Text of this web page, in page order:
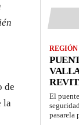
de
la
REGIÓN
El
pasarela